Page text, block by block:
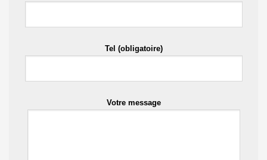
Tel (obligatoire)
Votre message